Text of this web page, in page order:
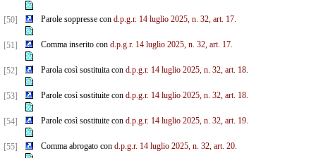
[50] Parole soppresse con d.p.g.r. 14 luglio 2025, n. 32, art. 17.
[51] Comma inserito con d.p.g.r. 14 luglio 2025, n. 32, art. 17.
[52] Parola così sostituita con d.p.g.r. 14 luglio 2025, n. 32, art. 18.
[53] Parole così sostituite con d.p.g.r. 14 luglio 2025, n. 32, art. 18.
[54] Parole così sostituite con d.p.g.r. 14 luglio 2025, n. 32, art. 19.
[55] Comma abrogato con d.p.g.r. 14 luglio 2025, n. 32, art. 20.